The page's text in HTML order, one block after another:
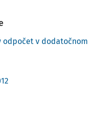
odpočet v dodatočnom